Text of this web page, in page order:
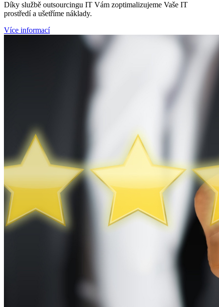
Díky službě outsourcingu IT Vám zoptimalizujeme Vaše IT
prostředí a ušetříme náklady.
Více informací